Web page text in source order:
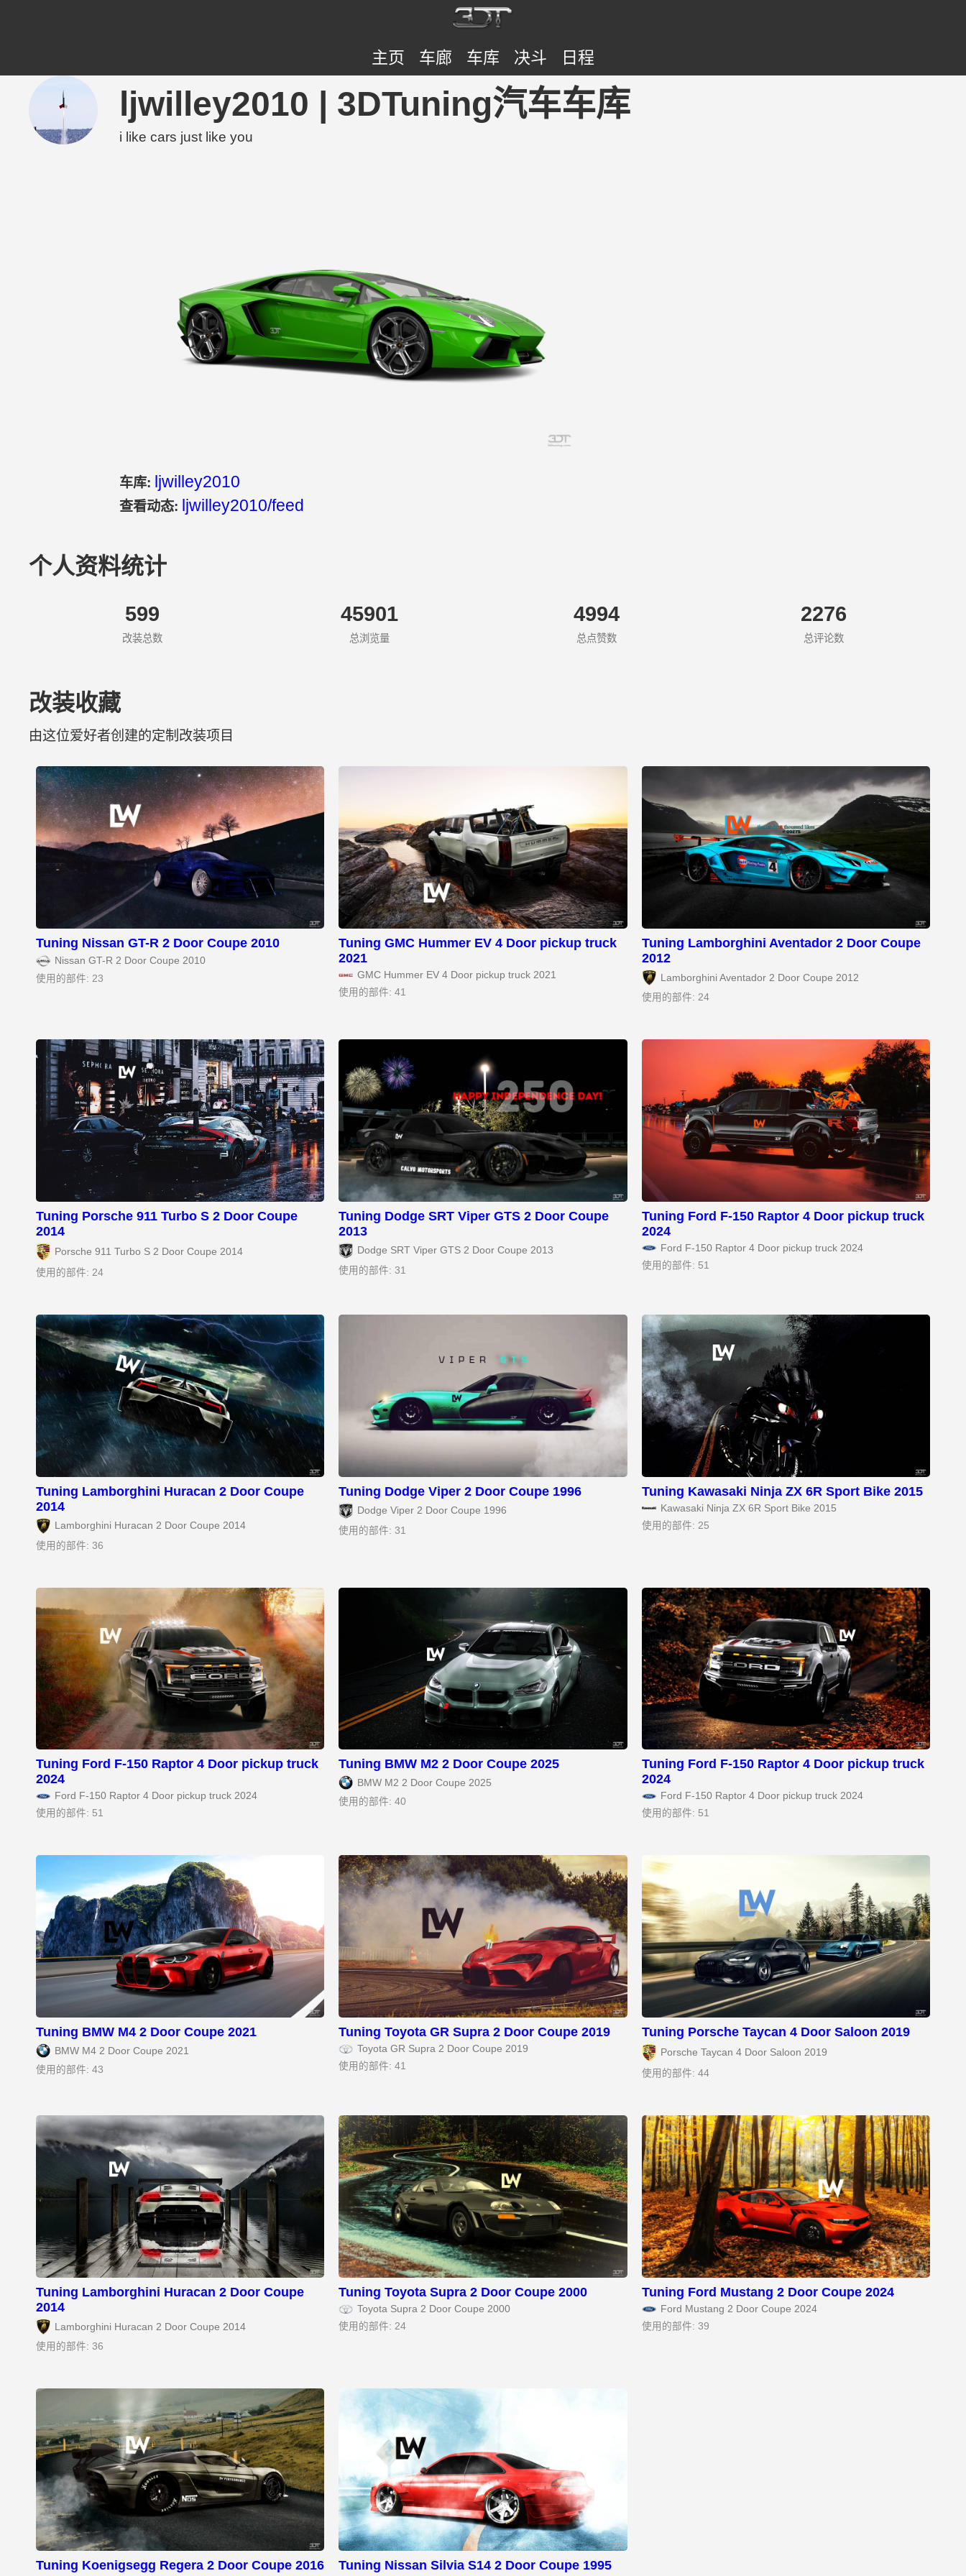
主页 车廊 车库 决斗 日程
ljwilley2010 | 3DTuning汽车车库
i like cars just like you
车库: ljwilley2010
查看动态: ljwilley2010/feed
个人资料统计
599
改装总数
45901
总浏览量
4994
总点赞数
2276
总评论数
改装收藏
由这位爱好者创建的定制改装项目
Tuning Nissan GT-R 2 Door Coupe 2010
Nissan GT-R 2 Door Coupe 2010
使用的部件: 23
Tuning GMC Hummer EV 4 Door pickup truck
2021
GMC Hummer EV 4 Door pickup truck 2021
使用的部件: 41
Tuning Lamborghini Aventador 2 Door Coupe
2012
Lamborghini Aventador 2 Door Coupe 2012
使用的部件: 24
Tuning Porsche 911 Turbo S 2 Door Coupe
2014
Porsche 911 Turbo S 2 Door Coupe 2014
使用的部件: 24
Tuning Dodge SRT Viper GTS 2 Door Coupe
2013
Dodge SRT Viper GTS 2 Door Coupe 2013
使用的部件: 31
Tuning Ford F-150 Raptor 4 Door pickup truck
2024
Ford F-150 Raptor 4 Door pickup truck 2024
使用的部件: 51
Tuning Lamborghini Huracan 2 Door Coupe
2014
Lamborghini Huracan 2 Door Coupe 2014
使用的部件: 36
Tuning Dodge Viper 2 Door Coupe 1996
Dodge Viper 2 Door Coupe 1996
使用的部件: 31
Tuning Kawasaki Ninja ZX 6R Sport Bike 2015
Kawasaki Ninja ZX 6R Sport Bike 2015
使用的部件: 25
Tuning Ford F-150 Raptor 4 Door pickup truck
2024
Ford F-150 Raptor 4 Door pickup truck 2024
使用的部件: 51
Tuning BMW M2 2 Door Coupe 2025
BMW M2 2 Door Coupe 2025
使用的部件: 40
Tuning Ford F-150 Raptor 4 Door pickup truck
2024
Ford F-150 Raptor 4 Door pickup truck 2024
使用的部件: 51
Tuning BMW M4 2 Door Coupe 2021
BMW M4 2 Door Coupe 2021
使用的部件: 43
Tuning Toyota GR Supra 2 Door Coupe 2019
Toyota GR Supra 2 Door Coupe 2019
使用的部件: 41
Tuning Porsche Taycan 4 Door Saloon 2019
Porsche Taycan 4 Door Saloon 2019
使用的部件: 44
Tuning Lamborghini Huracan 2 Door Coupe
2014
Lamborghini Huracan 2 Door Coupe 2014
使用的部件: 36
Tuning Toyota Supra 2 Door Coupe 2000
Toyota Supra 2 Door Coupe 2000
使用的部件: 24
Tuning Ford Mustang 2 Door Coupe 2024
Ford Mustang 2 Door Coupe 2024
使用的部件: 39
Tuning Koenigsegg Regera 2 Door Coupe 2016 Tuning Nissan Silvia S14 2 Door Coupe 1995